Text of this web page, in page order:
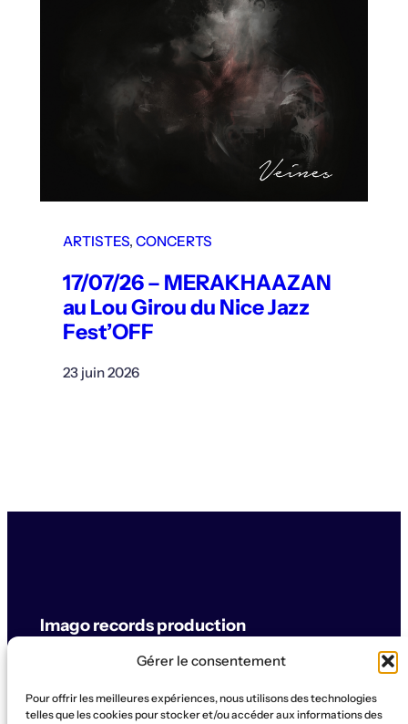
Gérer le consentement
Pour offrir les meilleures expériences, nous utilisons des technologies
telles que les cookies pour stocker et/ou accéder aux informations des
ARTISTES, CONCERTS
17/07/26 – MERAKHAAZAN
au Lou Girou du Nice Jazz
Fest’OFF
23 juin 2026
Imago records production
© Imago records production